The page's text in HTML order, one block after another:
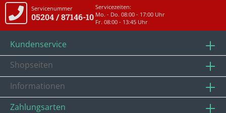
Servicenummer
05204 / 87146-10
Servicezeiten:
Mo. - Do. 08:00 - 17:00 Uhr
Fr. 08:00 - 13:45 Uhr
Kundenservice
Shopseiten
Informationen
Zahlungsarten